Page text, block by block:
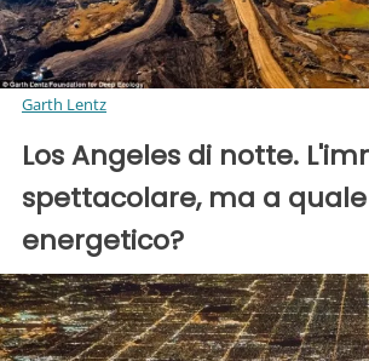
Garth Lentz
Los Angeles di notte.
spettacolare, ma a quale
energetico?